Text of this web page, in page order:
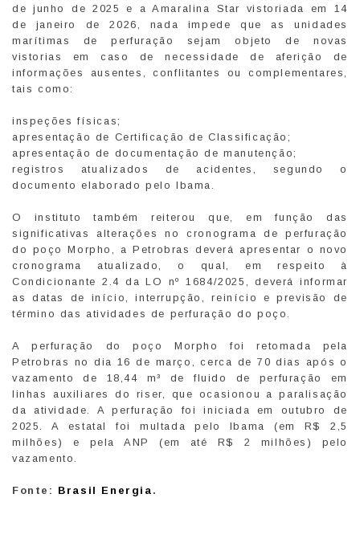
de junho de 2025 e a Amaralina Star vistoriada em 14
de janeiro de 2026, nada impede que as unidades
marítimas de perfuração sejam objeto de novas
vistorias em caso de necessidade de aferição de
informações ausentes, conflitantes ou complementares,
tais como:
inspeções físicas;
apresentação de Certificação de Classificação;
apresentação de documentação de manutenção;
registros atualizados de acidentes, segundo o
documento elaborado pelo Ibama.
O instituto também reiterou que, em função das
significativas alterações no cronograma de perfuração
do poço Morpho, a Petrobras deverá apresentar o novo
cronograma atualizado, o qual, em respeito à
Condicionante 2.4 da LO nº 1684/2025, deverá informar
as datas de início, interrupção, reinício e previsão de
término das atividades de perfuração do poço.
A perfuração do poço Morpho foi retomada pela
Petrobras no dia 16 de março, cerca de 70 dias após o
vazamento de 18,44 m³ de fluido de perfuração em
linhas auxiliares do riser, que ocasionou a paralisação
da atividade. A perfuração foi iniciada em outubro de
2025. A estatal foi multada pelo Ibama (em R$ 2,5
milhões) e pela ANP (em até R$ 2 milhões) pelo
vazamento.
Fonte: Brasil Energia .